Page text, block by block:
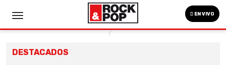
EN VIVO
DESTACADOS